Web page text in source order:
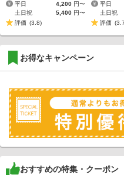
平日 4,200 円〜
土日祝
5,400 円〜
評価 (3.8)
平日
土日祝
評価
お得なキャンペーン
おすすめの特集・クーポン